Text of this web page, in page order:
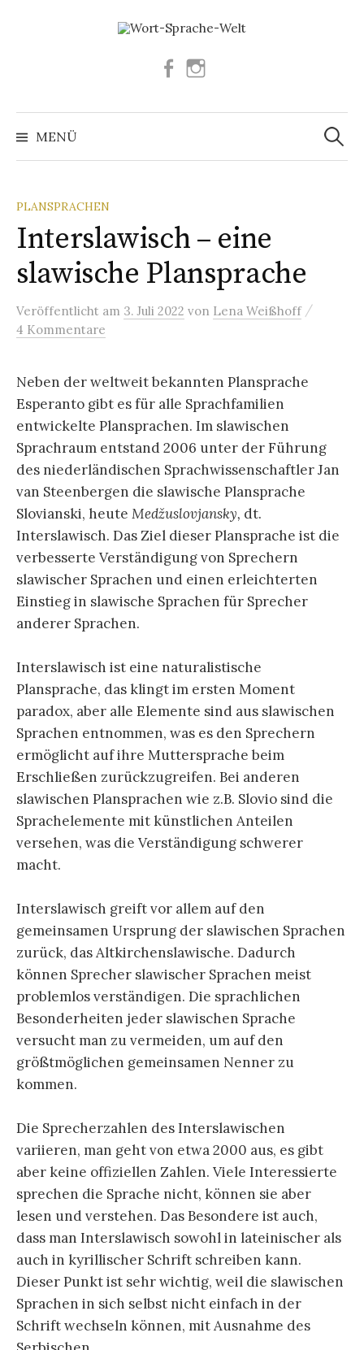
Facebook
MENÜ
Suchen
nach:
PLANSPRACHEN
Interslawisch – eine
slawische Plansprache
Veröffentlicht am 3. Juli 2022 von Lena Weißhoff /
4 Kommentare
Neben der weltweit bekannten Plansprache
Esperanto gibt es für alle Sprachfamilien
entwickelte Plansprachen. Im slawischen
Sprachraum entstand 2006 unter der Führung
des niederländischen Sprachwissenschaftler Jan
van Steenbergen die slawische Plansprache
Slovianski, heute Medžuslovjansky, dt.
Interslawisch. Das Ziel dieser Plansprache ist die
verbesserte Verständigung von Sprechern
slawischer Sprachen und einen erleichterten
Einstieg in slawische Sprachen für Sprecher
anderer Sprachen.
Interslawisch ist eine naturalistische
Plansprache, das klingt im ersten Moment
paradox, aber alle Elemente sind aus slawischen
Sprachen entnommen, was es den Sprechern
ermöglicht auf ihre Muttersprache beim
Erschließen zurückzugreifen. Bei anderen
slawischen Plansprachen wie z.B. Slovio sind die
Sprachelemente mit künstlichen Anteilen
versehen, was die Verständigung schwerer
macht.
Interslawisch greift vor allem auf den
gemeinsamen Ursprung der slawischen Sprachen
zurück, das Altkirchenslawische. Dadurch
können Sprecher slawischer Sprachen meist
problemlos verständigen. Die sprachlichen
Besonderheiten jeder slawischen Sprache
versucht man zu vermeiden, um auf den
größtmöglichen gemeinsamen Nenner zu
kommen.
Die Sprecherzahlen des Interslawischen
variieren, man geht von etwa 2000 aus, es gibt
aber keine offiziellen Zahlen. Viele Interessierte
sprechen die Sprache nicht, können sie aber
lesen und verstehen. Das Besondere ist auch,
dass man Interslawisch sowohl in lateinischer als
auch in kyrillischer Schrift schreiben kann.
Dieser Punkt ist sehr wichtig, weil die slawischen
Sprachen in sich selbst nicht einfach in der
Schrift wechseln können, mit Ausnahme des